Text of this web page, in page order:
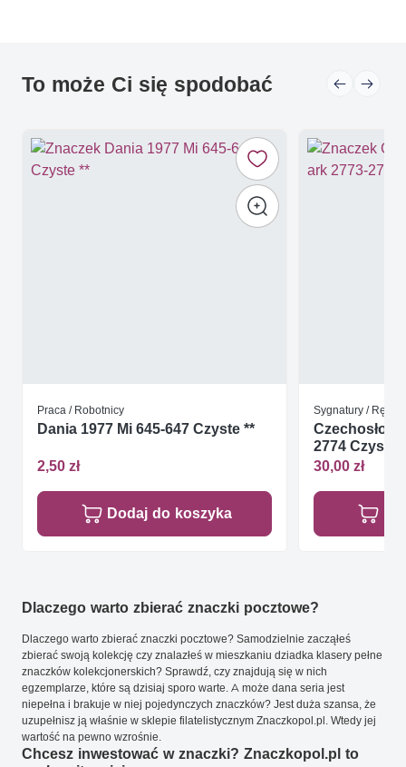
To może Ci się spodobać
Praca / Robotnicy
Dania 1977 Mi 645-647 Czyste **
2,50 zł
Dodaj do koszyka
Sygnatury /
2774 Czyste
30,00 zł
Dlaczego warto zbierać znaczki pocztowe?
Dlaczego warto zbierać znaczki pocztowe? Samodzielnie zacząłeś
zbierać swoją kolekcję czy znalazłeś w mieszkaniu dziadka klasery pełne
znaczków kolekcjonerskich? Sprawdź, czy znajdują się w nich
egzemplarze, które są dzisiaj sporo warte. A może dana seria jest
niepełna i brakuje w niej pojedynczych znaczków? Jest duża szansa, że
uzupełnisz ją właśnie w sklepie filatelistycznym Znaczkopol.pl. Wtedy jej
wartość na pewno wzrośnie.
Chcesz inwestować w znaczki? Znaczkopol.pl to